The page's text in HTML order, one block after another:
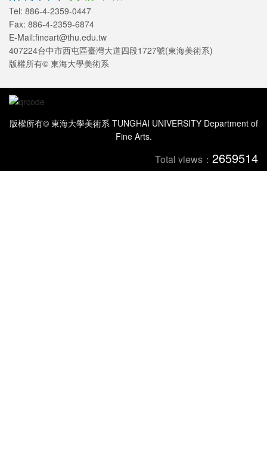
Tel: 886-4-2359-0447
Fax: 886-4-2359-6874
E-Mail:fineart@thu.edu.tw
407224台中市西屯區臺灣大道四段1727號(東海美術系)
版權所有© 東海大學美術系
版權所有© 東海大學美術系 TUNGHAI UNIVERSITY Department of
Fine Arts.
Total views： 2659514